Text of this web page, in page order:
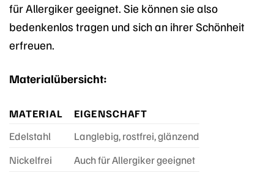
für Allergiker geeignet. Sie können sie also
bedenkenlos tragen und sich an ihrer Schönheit
erfreuen.
Materialübersicht:
MATERIAL
EIGENSCHAFT
Edelstahl
Langlebig, rostfrei, glänzend
Nickelfrei
Auch für Allergiker geeignet